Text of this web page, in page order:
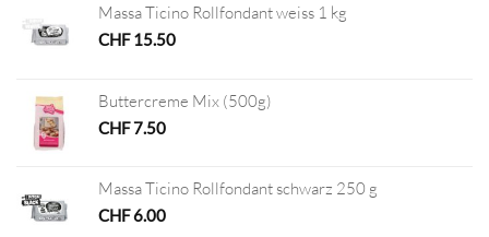
Massa Ticino Rollfondant weiss 1 kg
CHF15.50
Buttercreme Mix (500g)
CHF7.50
Massa Ticino Rollfondant schwarz 250 g
CHF6.00